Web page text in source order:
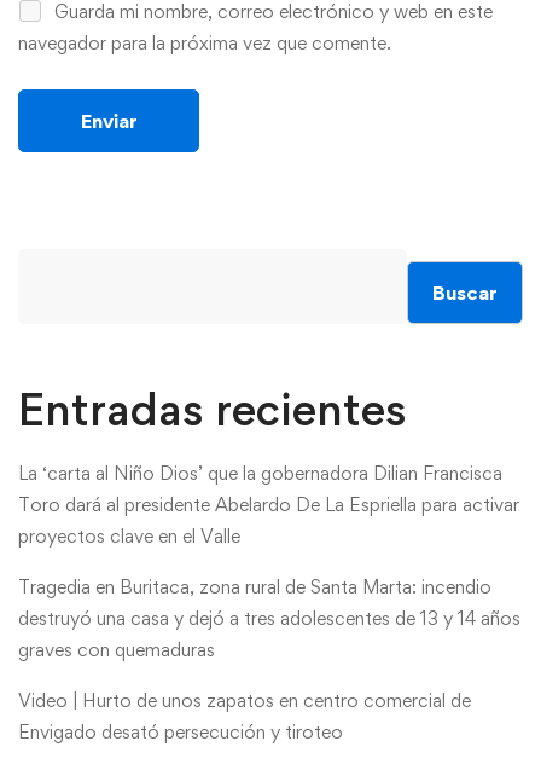
Guarda mi nombre, correo electrónico y web en este
navegador para la próxima vez que comente.
Buscar
Entradas recientes
La ‘carta al Niño Dios’ que la gobernadora Dilian Francisca
Toro dará al presidente Abelardo De La Espriella para activar
proyectos clave en el Valle
Tragedia en Buritaca, zona rural de Santa Marta: incendio
destruyó una casa y dejó a tres adolescentes de 13 y 14 años
graves con quemaduras
Video | Hurto de unos zapatos en centro comercial de
Envigado desató persecución y tiroteo